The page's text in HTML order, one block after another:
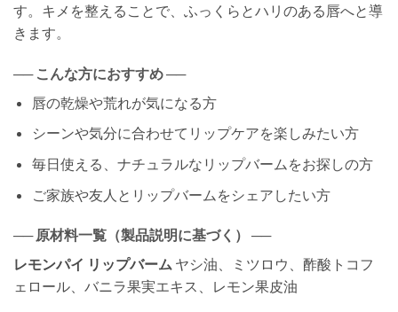
す。キメを整えることで、ふっくらとハリのある唇へと導
きます。
── こんな方におすすめ ──
唇の乾燥や荒れが気になる方
シーンや気分に合わせてリップケアを楽しみたい方
毎日使える、ナチュラルなリップバームをお探しの方
ご家族や友人とリップバームをシェアしたい方
── 原材料一覧（製品説明に基づく） ──
レモンパイ リップバーム ヤシ油、ミツロウ、酢酸トコフ
ェロール、バニラ果実エキス、レモン果皮油